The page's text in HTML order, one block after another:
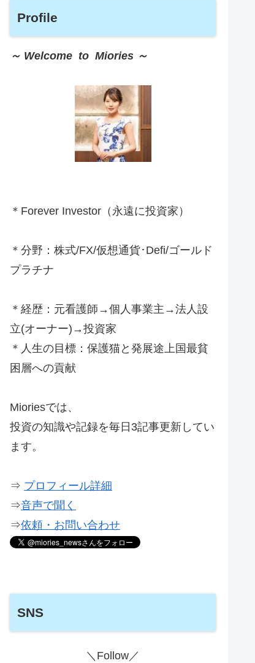
Profile
～ Welcome to Miories ～
＊Forever Investor （永遠に投資家）
＊分野：株式/FX/仮想通貨･Defi/ゴールド
プラチナ
＊経歴：元看護師→個人事業主→法人設
立(オーナー)→投資家
＊人生の目標：保護猫と発展途上国最貧
困層への貢献
Mioriesでは、
投資の知識や記録を毎日3記事更新してい
ます。
⇒ プロフィール詳細
⇒音声で聞く
⇒依頼・お問い合わせ
SNS
＼Follow／